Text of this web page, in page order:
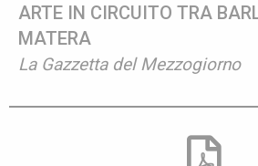
ARTE IN CIRCUITO TRA
MATERA
La Gazzetta del Mezzogiorno